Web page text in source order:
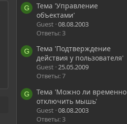
G
Тема 'Управление
объектами'
Guest 08.08.2003
Ответы: 3
G
Тема 'Подтверждение
действия у пользователя'
Guest 25.05.2009
Ответы: 7
G
Тема 'Можно ли временно
отключить мышь'
Guest 08.08.2003
Ответы: 3